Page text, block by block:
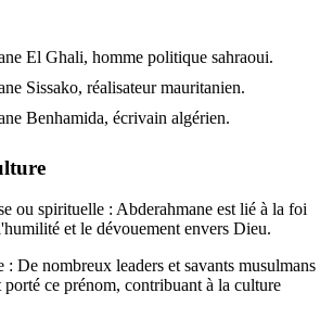
El Ghali, homme politique sahraoui.
Sissako, réalisateur mauritanien.
Benhamida, écrivain algérien.
ou spirituelle : Abderahmane est lié à la foi
et le dévouement envers Dieu.
De nombreux leaders et savants musulmans
ce prénom, contribuant à la culture